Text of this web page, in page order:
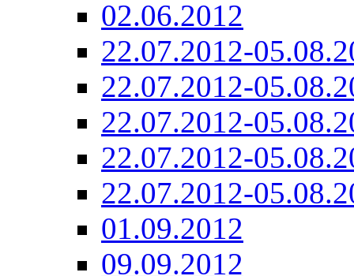
02.06.2012
22.07.2012-
22.07.2012-
22.07.2012-
22.07.2012-
22.07.2012-
01.09.2012
09.09.2012